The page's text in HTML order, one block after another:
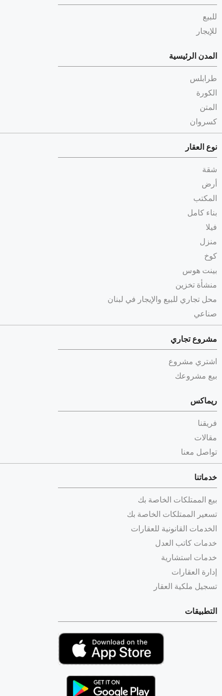
للبيع
للإيجار
المدن الرئيسية
طرابلس
الكورة
المتن
كسروان
نوع العقار
شقة
أرض
المكتب
بناء كامل
فيلا
منزل
كوخ
بينت هوس
منشأة تخزين
محل تجاري للبيع والإيجار في لبنان
صناعي
مشروع تجاري
اشتري مشروع
بيع مشروعك
ريماكس
فريقنا
مقالات
تواصل معنا
خدماتنا
بيع الممتلكات الخاصة بك
تسعير الممتلكات الخاصة بك
الخدمات القانونية للعقارات
خدمات كاتب العدل
خدمات استشارية
إدارة العقارات
تسجيل ملكية العقار
التطبيقات